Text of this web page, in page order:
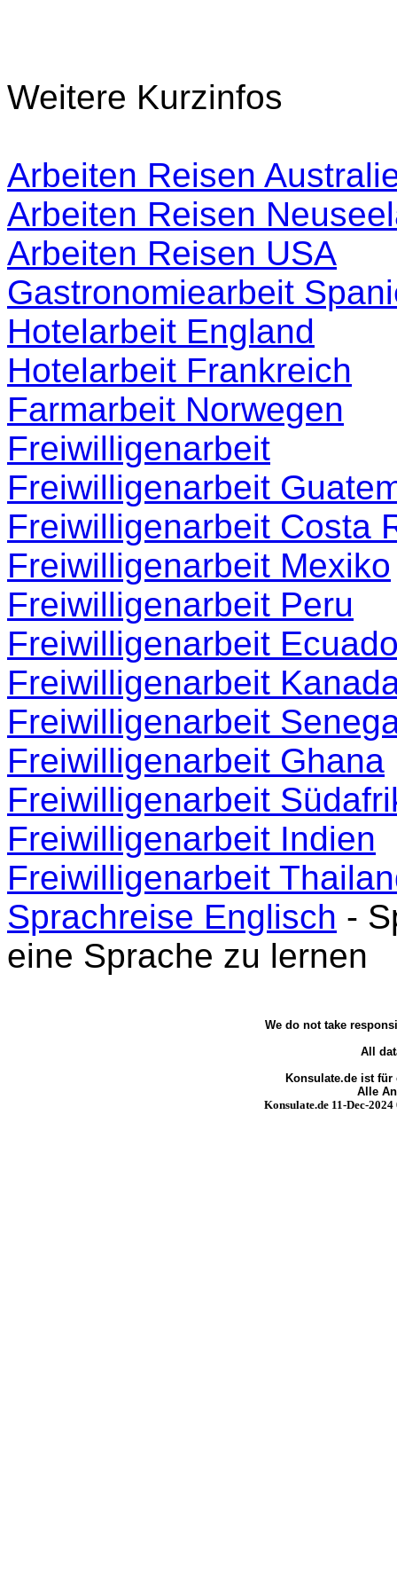
Weitere Kurzinfos
Arbeiten Reisen
Arbeiten Reisen
Arbeiten Reisen USA
Gastronomiearbeit
Hotelarbeit England
Hotelarbeit Frankreich
Farmarbeit Norwegen
Freiwilligenarbeit
Freiwilligenarbeit
Freiwilligenarbeit Costa
Freiwilligenarbeit Mexiko
Freiwilligenarbeit Peru
Freiwilligenarbeit
Freiwilligenarbeit
Freiwilligenarbeit
Freiwilligenarbeit Ghana
Freiwilligenarbeit
Freiwilligenarbeit Indien
Freiwilligenarbeit
Sprachreise Englisch -
eine Sprache zu lernen
We do not take
All
Konsulate.de ist
Alle
Konsulate.de 11-Dec-